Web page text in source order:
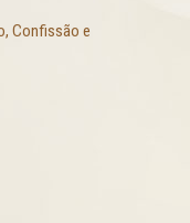
Confissão e